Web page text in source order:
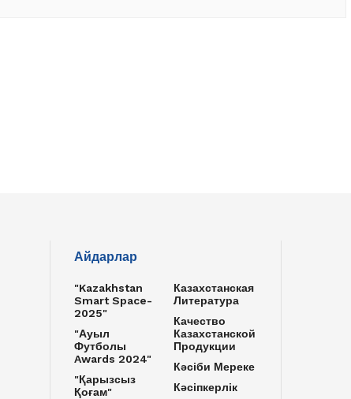
Айдарлар
"Kazakhstan
Smart Space-
2025"
"Ауыл
Футболы
Awards 2024"
"Қарызсыз
Қоғам"
Казахстанская
Литература
Качество
Казахстанской
Продукции
Кәсіби Мереке
Кәсіпкерлік